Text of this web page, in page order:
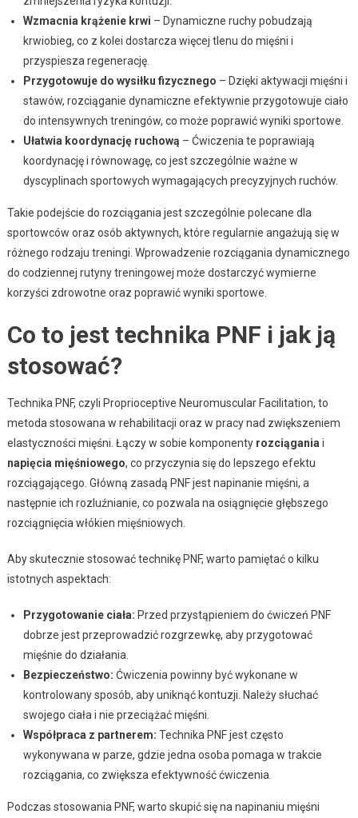
Wzmacnia krążenie krwi – Dynamiczne ruchy pobudzają
krwiobieg, co z kolei dostarcza więcej tlenu do mięśni i
przyspiesza regenerację.
Przygotowuje do wysiłku fizycznego – Dzięki aktywacji mięśni i
stawów, rozciąganie dynamiczne efektywnie przygotowuje ciało
do intensywnych treningów, co może poprawić wyniki sportowe.
Ułatwia koordynację ruchową – Ćwiczenia te poprawiają
koordynację i równowagę, co jest szczególnie ważne w
dyscyplinach sportowych wymagających precyzyjnych ruchów.
Takie podejście do rozciągania jest szczególnie polecane dla
sportowców oraz osób aktywnych, które regularnie angażują się w
różnego rodzaju treningi. Wprowadzenie rozciągania dynamicznego
do codziennej rutyny treningowej może dostarczyć wymierne
korzyści zdrowotne oraz poprawić wyniki sportowe.
Co to jest technika PNF i jak ją
stosować?
Technika PNF, czyli Proprioceptive Neuromuscular Facilitation, to
metoda stosowana w rehabilitacji oraz w pracy nad zwiększeniem
elastyczności mięśni. Łączy w sobie komponenty rozciągania i
napięcia mięśniowego, co przyczynia się do lepszego efektu
rozciągającego. Główną zasadą PNF jest napinanie mięśni, a
następnie ich rozluźnianie, co pozwala na osiągnięcie głębszego
rozciągnięcia włókien mięśniowych.
Aby skutecznie stosować technikę PNF, warto pamiętać o kilku
istotnych aspektach:
Przygotowanie ciała: Przed przystąpieniem do ćwiczeń PNF
dobrze jest przeprowadzić rozgrzewkę, aby przygotować
mięśnie do działania.
Bezpieczeństwo: Ćwiczenia powinny być wykonane w
kontrolowany sposób, aby uniknąć kontuzji. Należy słuchać
swojego ciała i nie przeciążać mięśni.
Współpraca z partnerem: Technika PNF jest często
wykonywana w parze, gdzie jedna osoba pomaga w trakcie
rozciągania, co zwiększa efektywność ćwiczenia.
Podczas stosowania PNF, warto skupić się na napinaniu mięśni